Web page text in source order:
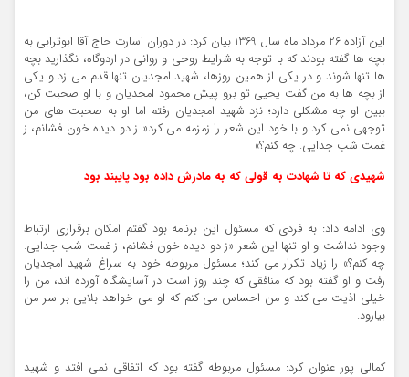
این آزاده 26 مرداد ماه سال 1369 بیان کرد: در دوران اسارت حاج آقا ابوترابی به
بچه ها گفته بودند که با توجه به شرایط روحی و روانی در اردوگاه، نگذارید بچه
ها تنها شوند و در یکی از همین روزها، شهید امجدیان تنها قدم می زد و یکی
از بچه ها به من گفت یحیی تو برو پیش محمود امجدیان و با او صحبت کن،
ببین او چه مشکلی دارد؛ نزد شهید امجدیان رفتم اما او به صحبت های من
توجهی نمی کرد و با خود این شعر را زمزمه می کرد« ز دو دیده خون فشانم، ز
غمت شب جدایی. چه کنم؟»
شهیدی که تا شهادت به قولی که به مادرش داده بود پایبند بود
وی ادامه داد: به فردی که مسئول این برنامه بود گفتم امکان برقراری ارتباط
وجود نداشت و او تنها این شعر «ز دو دیده خون فشانم، ز غمت شب جدایی.
چه کنم؟» را زیاد تکرار می کند؛ مسئول مربوطه خود به سراغ شهید امجدیان
رفت و او گفته بود که منافقی که چند روز است در آسایشگاه آورده اند، من را
خیلی اذیت می کند و من احساس می کنم که او می خواهد بلایی بر سر من
بیارود.
کمالی پور عنوان کرد: مسئول مربوطه گفته بود که اتفاقی نمی افتد و شهید